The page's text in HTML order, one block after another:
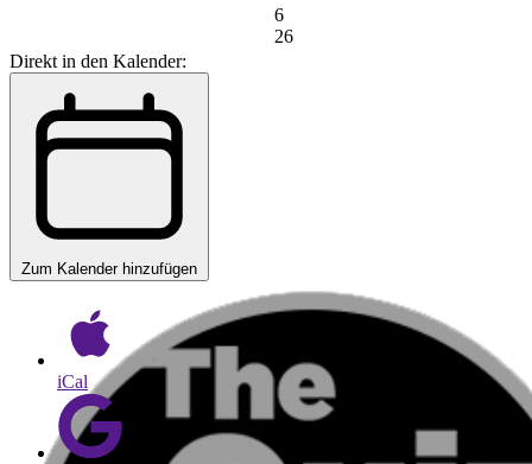
6
26
Direkt in den Kalender:
Zum Kalender hinzufügen
iCal